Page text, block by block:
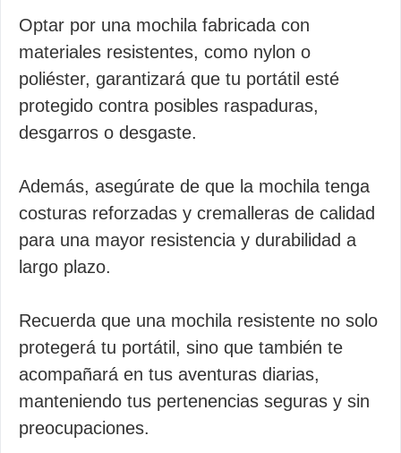
Optar por una mochila fabricada con
materiales resistentes, como nylon o
poliéster, garantizará que tu portátil esté
protegido contra posibles raspaduras,
desgarros o desgaste.
Además, asegúrate de que la mochila tenga
costuras reforzadas y cremalleras de calidad
para una mayor resistencia y durabilidad a
largo plazo.
Recuerda que una mochila resistente no solo
protegerá tu portátil, sino que también te
acompañará en tus aventuras diarias,
manteniendo tus pertenencias seguras y sin
preocupaciones.